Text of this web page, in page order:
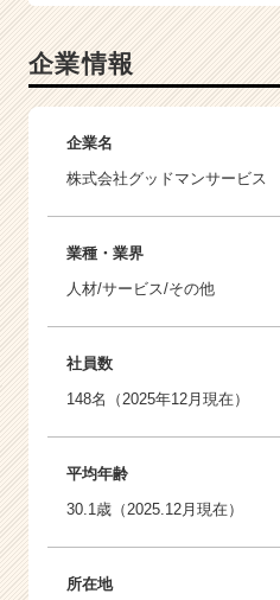
企業情報
企業名
株式会社グッドマンサービス
業種・業界
人材/サービス/その他
社員数
148名（2025年12月現在）
平均年齢
30.1歳（2025.12月現在）
所在地